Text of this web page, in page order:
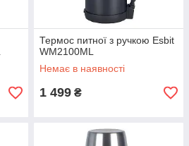
Термос питної з ручкою Esbit
WM2100ML
Немає в наявності
1 499 ₴